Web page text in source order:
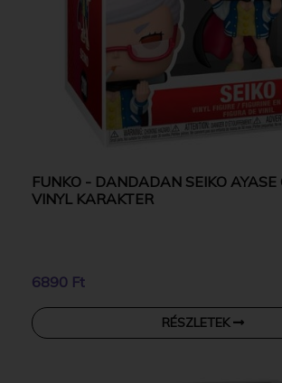
FUNKO - DANDADAN SEIKO AYASE
VINYL KARAKTER
6890 Ft
RÉSZLETEK